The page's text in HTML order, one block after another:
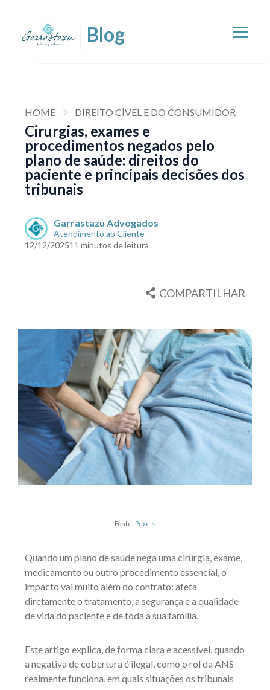
HOME DIREITO CÍVEL E DO CONSUMIDOR
Cirurgias, exames e
procedimentos negados pelo
plano de saúde: direitos do
paciente e principais decisões dos
tribunais
Garrastazu Advogados
Atendimento ao Cliente
12/12/202511 minutos de leitura
COMPARTILHAR
Fonte: Pexels
Quando um plano de saúde nega uma cirurgia, exame,
medicamento ou outro procedimento essencial, o
impacto vai muito além do contrato: afeta
diretamente o tratamento, a segurança e a qualidade
de vida do paciente e de toda a sua família.
Este artigo explica, de forma clara e acessível, quando
a negativa de cobertura é ilegal, como o rol da ANS
realmente funciona, em quais situações os tribunais